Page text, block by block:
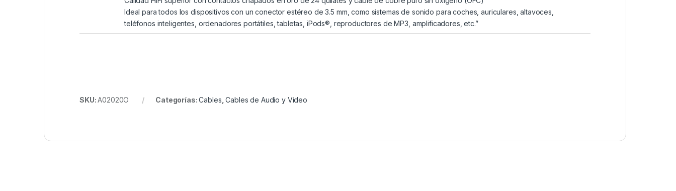
Ideal para todos los dispositivos con un conector estéreo de 3.5 mm, como sistemas de sonido para coches, auriculares, altavoces,
teléfonos inteligentes, ordenadores portátiles, tabletas, iPods®, reproductores de MP3, amplificadores, etc.”
SKU:A02020O Categorías:Cables ,Cables de Audio y Video